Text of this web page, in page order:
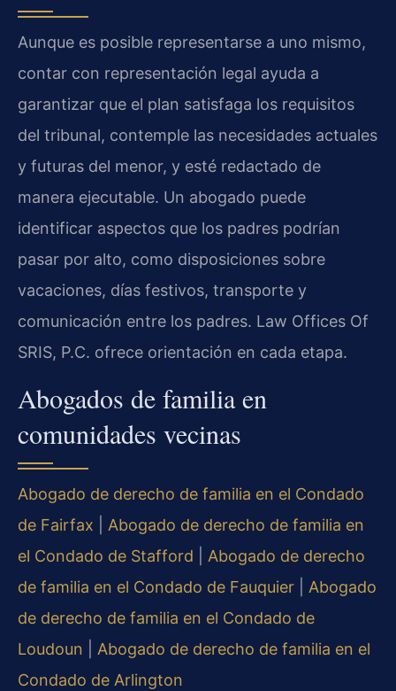
Aunque es posible representarse a uno mismo,
contar con representación legal ayuda a
garantizar que el plan satisfaga los requisitos
del tribunal, contemple las necesidades actuales
y futuras del menor, y esté redactado de
manera ejecutable. Un abogado puede
identificar aspectos que los padres podrían
pasar por alto, como disposiciones sobre
vacaciones, días festivos, transporte y
comunicación entre los padres. Law Offices Of
SRIS, P.C. ofrece orientación en cada etapa.
Abogados de familia en
comunidades vecinas
Abogado de derecho de familia en el Condado
de Fairfax
Abogado de derecho de familia en
el Condado de Stafford
Abogado de derecho
de familia en el Condado de Fauquier
Abogado
de derecho de familia en el Condado de
Loudoun
Abogado de derecho de familia en el
Condado de Arlington